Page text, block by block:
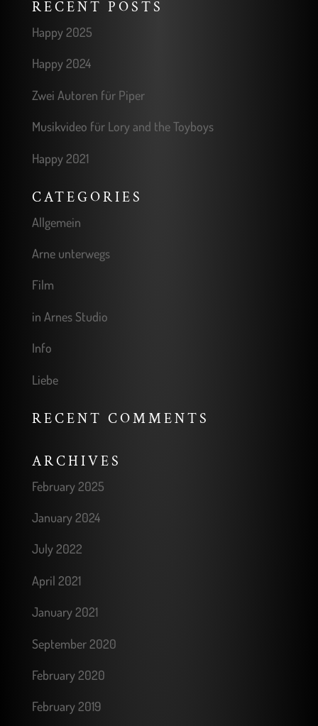
RECENT POSTS
Happy 2025
Happy 2024
Zwei Autoren für Piper
Musikvideo für Lory and the Toyboys
Happy 2021
CATEGORIES
Allgemein
Arne unterwegs
Film
in Arnes Studio
Info
Liebe
RECENT COMMENTS
ARCHIVES
February 2025
January 2024
July 2022
April 2021
January 2021
September 2020
February 2020
February 2019